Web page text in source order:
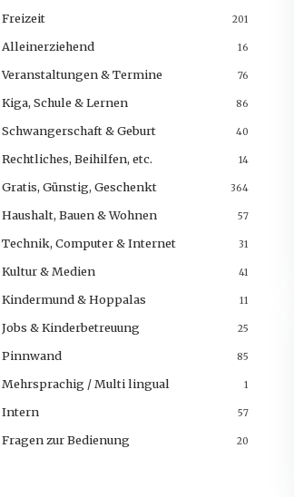
201
Freizeit
16
Alleinerziehend
76
Veranstaltungen & Termine
86
Kiga, Schule & Lernen
40
Schwangerschaft & Geburt
14
Rechtliches, Beihilfen, etc.
364
Gratis, Günstig, Geschenkt
57
Haushalt, Bauen & Wohnen
31
Technik, Computer & Internet
41
Kultur & Medien
11
Kindermund & Hoppalas
25
Jobs & Kinderbetreuung
85
Pinnwand
1
Mehrsprachig / Multi lingual
57
Intern
20
Fragen zur Bedienung